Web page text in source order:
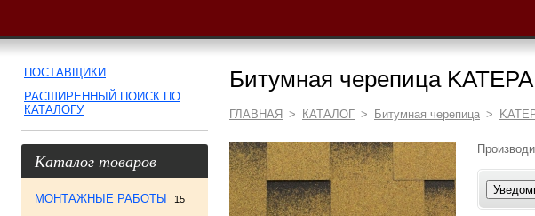
ПОСТАВЩИКИ
РАСШИРЕННЫЙ ПОИСК ПО
КАТАЛОГУ
Каталог товаров
МОНТАЖНЫЕ РАБОТЫ 15
Битумная черепица
ГЛАВНАЯ > КАТАЛОГ > Битумная черепица >